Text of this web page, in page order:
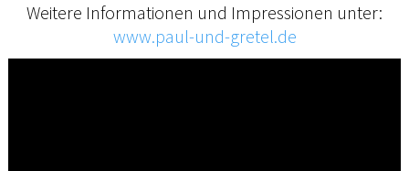
Weitere Informationen und Impressionen unter:
www.paul-und-gretel.de